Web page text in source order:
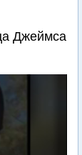
Джеймса